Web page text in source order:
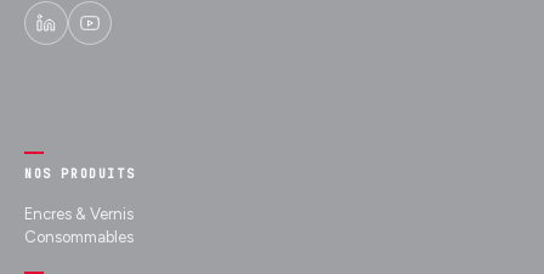
NOS PRODUITS
Encres & Vernis
Consommables